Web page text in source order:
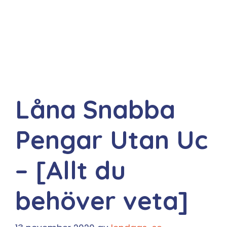
Låna Snabba
Pengar Utan Uc
– [Allt du
behöver veta]